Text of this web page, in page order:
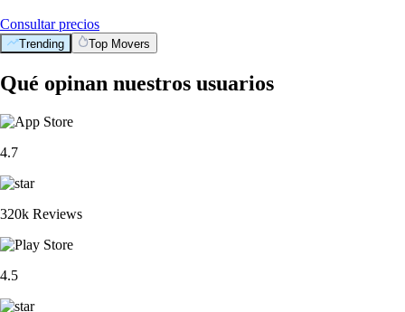
Consultar precios
Trending Top Movers
Qué opinan nuestros usuarios
4.7
320k Reviews
4.5